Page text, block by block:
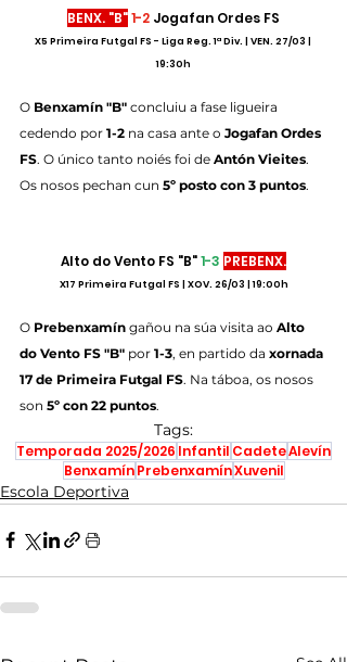
BENX. "B"1-2 Jogafan Ordes FS
X5 Primeira Futgal FS - Liga Reg. 1ª Div. | VEN. 27/03 |
19:30h
O Benxamín "B" concluiu a fase ligueira
cedendo por 1-2 na casa ante o Jogafan Ordes
FS. O único tanto noiés foi de Antón Vieites.
Os nosos pechan cun 5º posto con 3 puntos.
Alto do Vento FS "B" 1-3 PREBENX.
X17 Primeira Futgal FS | XOV. 26/03 | 19:00h
O Prebenxamín gañou na súa visita ao Alto
do Vento FS "B" por 1-3, en partido da xornada
17 de Primeira Futgal FS. Na táboa, os nosos
son 5º con 22 puntos.
Tags:
Temporada 2025/2026 Infantil CadeteAlevín
Benxamín PrebenxamínXuvenil
Escola Deportiva